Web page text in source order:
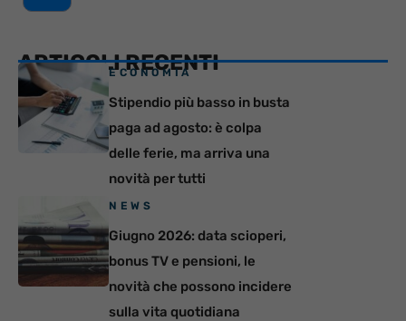
ARTICOLI RECENTI
ECONOMIA
Stipendio più basso in busta
paga ad agosto: è colpa
delle ferie, ma arriva una
novità per tutti
NEWS
Giugno 2026: data scioperi,
bonus TV e pensioni, le
novità che possono incidere
sulla vita quotidiana